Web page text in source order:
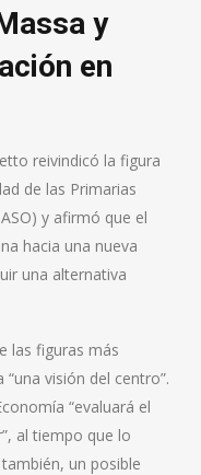
y
en
reivindicó la figura
de las Primarias
y afirmó que el
hacia una nueva
una alternativa
las figuras más
visión del centro”.
“evaluará el
al tiempo que lo
un posible